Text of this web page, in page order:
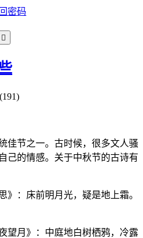
密码

节之一。古时候，很多文人骚
己的情感。关于中秋节的古诗有
：床前明月光，疑是地上霜。
月》：中庭地白树栖鸦，冷露